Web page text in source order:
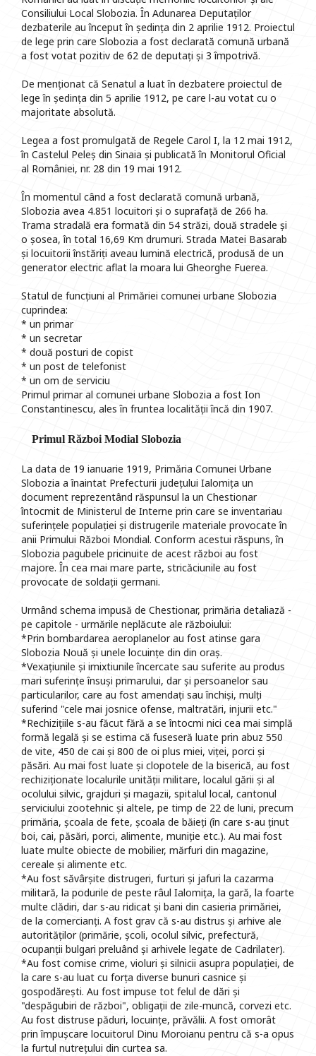
Consiliului Local Slobozia. În Adunarea Deputaților
dezbaterile au început în ședința din 2 aprilie 1912. Proiectul
de lege prin care Slobozia a fost declarată comună urbană
a fost votat pozitiv de 62 de deputați și 3 împotrivă.
De menționat că Senatul a luat în dezbatere proiectul de
lege în ședința din 5 aprilie 1912, pe care l-au votat cu o
majoritate absolută.
Legea a fost promulgată de Regele Carol I, la 12 mai 1912,
în Castelul Peleș din Sinaia și publicată în Monitorul Oficial
al României, nr. 28 din 19 mai 1912.
În momentul când a fost declarată comună urbană,
Slobozia avea 4.851 locuitori și o suprafață de 266 ha.
Trama stradală era formată din 54 străzi, două stradele și
o șosea, în total 16,69 Km drumuri. Strada Matei Basarab
și locuitorii înstăriți aveau lumină electrică, produsă de un
generator electric aflat la moara lui Gheorghe Fuerea.
Statul de funcțiuni al Primăriei comunei urbane Slobozia
cuprindea:
* un primar
* un secretar
* două posturi de copist
* un post de telefonist
* un om de serviciu
Primul primar al comunei urbane Slobozia a fost Ion
Constantinescu, ales în fruntea localității încă din 1907.
Primul Război Modial Slobozia
La data de 19 ianuarie 1919, Primăria Comunei Urbane
Slobozia a înaintat Prefecturii județului Ialomița un
document reprezentând răspunsul la un Chestionar
întocmit de Ministerul de Interne prin care se inventariau
suferințele populației și distrugerile materiale provocate în
anii Primului Război Mondial. Conform acestui răspuns, în
Slobozia pagubele pricinuite de acest război au fost
majore. În cea mai mare parte, stricăciunile au fost
provocate de soldații germani.
Urmând schema impusă de Chestionar, primăria detaliază -
pe capitole - urmările neplăcute ale războiului:
*Prin bombardarea aeroplanelor au fost atinse gara
Slobozia Nouă și unele locuințe din din oraș.
*Vexațiunile și imixtiunile încercate sau suferite au produs
mari suferințe însuși primarului, dar și persoanelor sau
particularilor, care au fost amendați sau închiși, mulți
suferind "cele mai josnice ofense, maltratări, injurii etc."
*Rechizițiile s-au făcut fără a se întocmi nici cea mai simplă
formă legală și se estima că fuseseră luate prin abuz 550
de vite, 450 de cai și 800 de oi plus miei, viței, porci și
păsări. Au mai fost luate și clopotele de la biserică, au fost
rechiziționate localurile unității militare, localul gării și al
ocolului silvic, grajduri și magazii, spitalul local, cantonul
serviciului zootehnic și altele, pe timp de 22 de luni, precum
primăria, școala de fete, școala de băieți (în care s-au ținut
boi, cai, păsări, porci, alimente, muniție etc.). Au mai fost
luate multe obiecte de mobilier, mărfuri din magazine,
cereale și alimente etc.
*Au fost săvârșite distrugeri, furturi și jafuri la cazarma
militară, la podurile de peste râul Ialomița, la gară, la foarte
multe clădiri, dar s-au ridicat și bani din casieria primăriei,
de la comercianți. A fost grav că s-au distrus și arhive ale
autorităților (primărie, școli, ocolul silvic, prefectură,
ocupanții bulgari preluând și arhivele legate de Cadrilater).
*Au fost comise crime, violuri și silnicii asupra populației, de
la care s-au luat cu forța diverse bunuri casnice și
gospodărești. Au fost impuse tot felul de dări și
"despăgubiri de război", obligații de zile-muncă, corvezi etc.
Au fost distruse păduri, locuințe, prăvălii. A fost omorât
prin împușcare locuitorul Dinu Moroianu pentru că s-a opus
la furtul nutrețului din curtea sa.